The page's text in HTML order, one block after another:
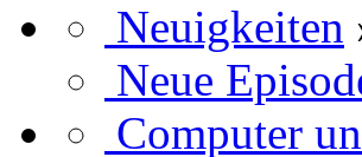
Neuigkeiten
Neue
Computer